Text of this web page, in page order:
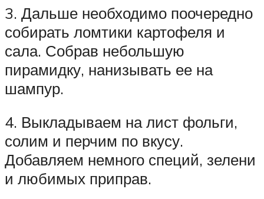
3. Дальше необходимо поочередно
собирать ломтики картофеля и
сала. Собрав небольшую
пирамидку, нанизывать ее на
шампур.
4. Выкладываем на лист фольги,
солим и перчим по вкусу.
Добавляем немного специй, зелени
и любимых приправ.